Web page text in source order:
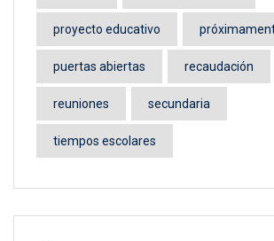
proyecto educativo
puertas abiertas recaudación
reuniones secundaria
tiempos escolares